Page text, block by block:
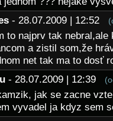
- 28.07.2009 | 12:52
to najprv tak
a zistil som,že
net tak ma to dosť
- 28.07.2009 | 12:39
jak se zacne
vyvadel ja kdyz sem